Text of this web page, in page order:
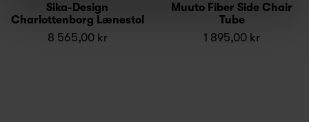
Sika-Design
Charlottenborg Lænestol
8 565,00 kr
Muuto Fiber Side Chair
Tube
1 895,00 kr